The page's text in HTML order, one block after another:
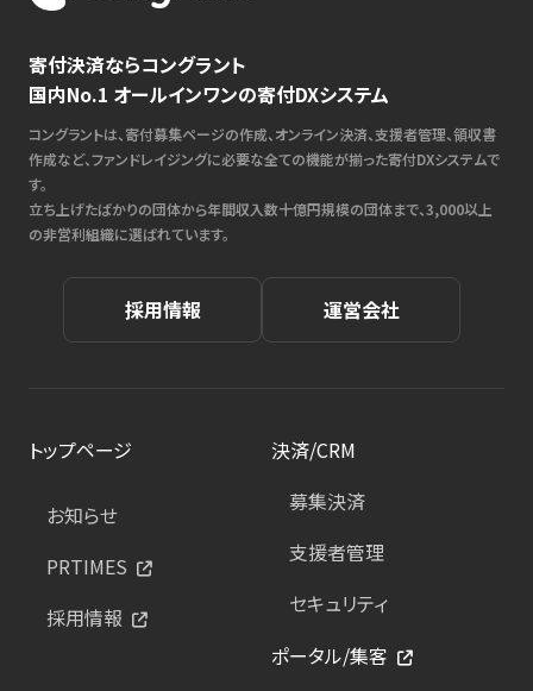
寄付決済ならコングラント
国内No.1 オールインワンの寄付DXシステム
コングラントは、寄付募集ページの作成、オンライン決済、支援者管理、領収書
作成など、ファンドレイジングに必要な全ての機能が揃った寄付DXシステムで
す。
立ち上げたばかりの団体から年間収入数十億円規模の団体まで、3,000以上
の非営利組織に選ばれています。
採用情報 運営会社
トップページ
お知らせ
PRTIMES
採用情報
決済/CRM
募集決済
支援者管理
セキュリティ
ポータル/集客